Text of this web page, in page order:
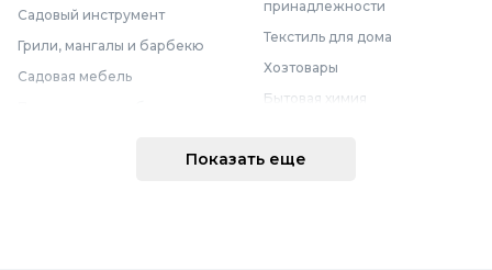
Садовый инструмент
Грили, мангалы и барбекю
Садовая мебель
принадлежности
Текстиль для дома
Хозтовары
Бытовая химия
Мебель
Показать еще